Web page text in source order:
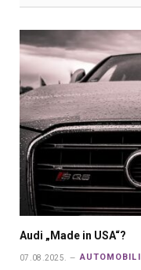
Audi „Made in USA“?
07.08.2025. AUTOMOBILI